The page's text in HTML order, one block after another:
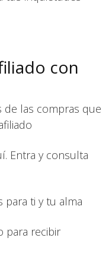
con
de las compras que
Entra y consulta
para ti y tu alma
para recibir